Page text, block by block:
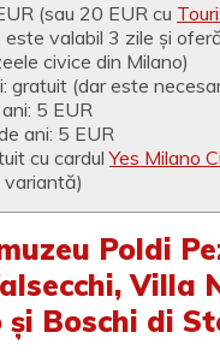
(sau 20 EUR cu
este valabil 3 zile și
civice din Milano)
gratuit (dar este
5 EUR
ani: 5 EUR
cu cardulYes Milano
Poldi
Villa
și Boschi di